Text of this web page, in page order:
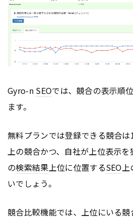
Gyro-n SEOでは、競合の表示順
ます。
無料プランでは登録できる競合
上の競合かつ、自社が上位表示
の検索結果上位に位置するSEO上
いでしょう。
競合比較機能では、上位にいる